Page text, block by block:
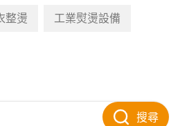
整燙 工業熨燙設備
搜尋